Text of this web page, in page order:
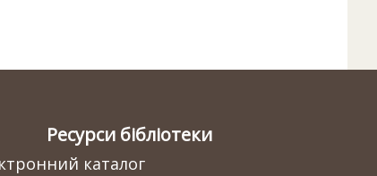
Ресурси бібліотеки
каталог